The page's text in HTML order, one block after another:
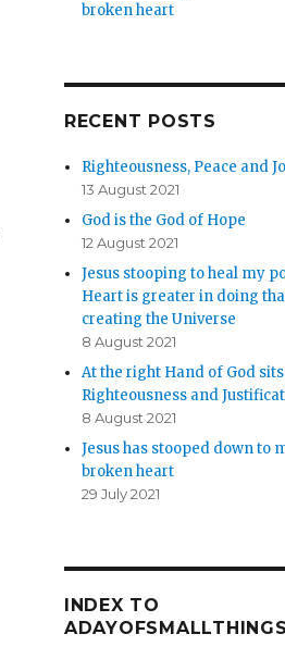
broken heart
RECENT POSTS
Righteousness, Peace and
13 August 2021
God is the God of Hope
12 August 2021
Jesus stooping to heal my
Heart is greater in doing
creating the Universe
8 August 2021
At the right Hand of God
Righteousness and
8 August 2021
Jesus has stooped down to
broken heart
29 July 2021
INDEX TO